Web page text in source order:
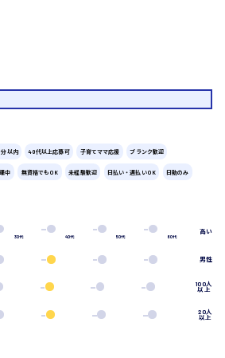
以内 40代以上応募可 子育てママ応援 ブランク歓迎
中 無資格でもOK 未経験歓迎 日払い・週払いOK 日勤のみ
30代 40代 50代 60代
高い
男性
100人
以上
20人
以上